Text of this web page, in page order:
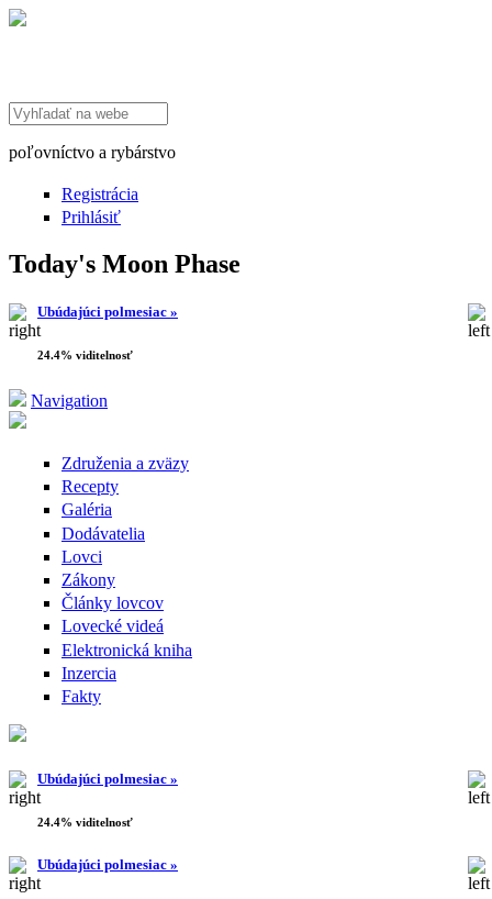
Search this site
poľovníctvo a rybárstvo
Registrácia
Prihlásiť
Today's Moon Phase
Ubúdajúci polmesiac »
24.4% viditelnosť
Navigation
Združenia a zväzy
Recepty
Galéria
Dodávatelia
Lovci
Zákony
Články lovcov
Lovecké videá
Elektronická kniha
Inzercia
Fakty
Ubúdajúci polmesiac »
24.4% viditelnosť
Ubúdajúci polmesiac »